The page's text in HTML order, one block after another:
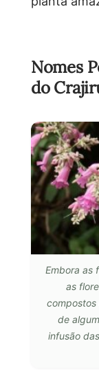
Nomes
do
Embora as
as
de
infusão